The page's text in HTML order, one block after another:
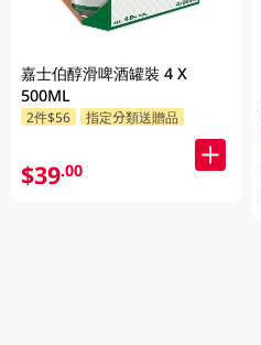
嘉士伯醇滑啤酒罐裝 4 X
500ML
2件$56 指定分類送贈品
$39.00